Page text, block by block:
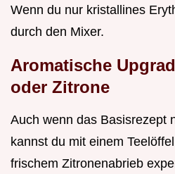
Wenn du nur kristallines
durch den Mixer.
Aromatische
oder Zitrone
Auch wenn das Basisrezept
kannst du mit einem
frischem Zitronenabrieb